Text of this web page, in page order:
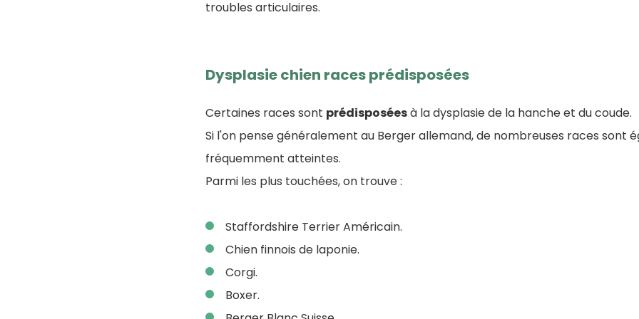
troubles articulaires.
Dysplasie chien races prédisposées
Certaines races sont prédisposéesà la dysplasie de la hanche et du coude.
Si l'on pense généralement au Berger allemand, de nombreuses races sont
fréquemment atteintes.
Parmi les plus touchées, on trouve :
Staffordshire Terrier Américain.
Chien finnois de laponie.
Corgi.
Boxer.